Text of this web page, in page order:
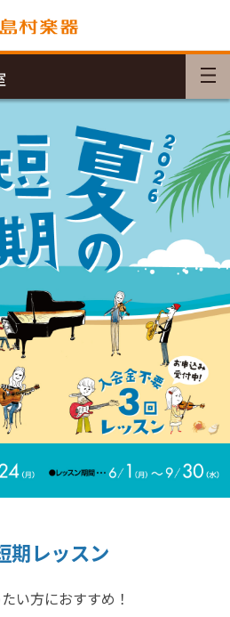
期レッスン
い方におすすめ！